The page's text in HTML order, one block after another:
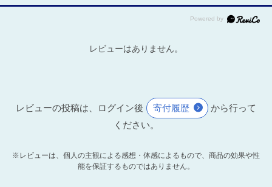
レビューはありません。
レビューの投稿は、ログイン後 寄付履歴
から行って
ください。
※レビューは、個人の主観による感想・体感によるもので、商品の効果や性
能を保証するものではありません。